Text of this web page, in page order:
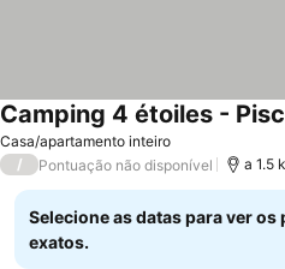
Casa/apartamento inteiro
Camping 4 étoiles -
/ Pontuação não disponível a 1.5
Selecione as datas para ver os
exatos.